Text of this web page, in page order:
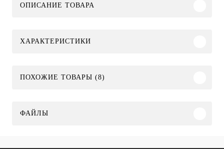
ОПИСАНИЕ ТОВАРА
ХАРАКТЕРИСТИКИ
ПОХОЖИЕ ТОВАРЫ (8)
ФАЙЛЫ